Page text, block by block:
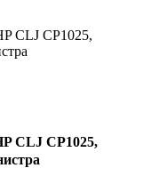
CLJ CP1025,